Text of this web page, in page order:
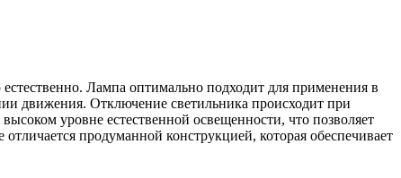
Лампа оптимально подходит для применения в
движения. Отключение светильника происходит при
уровне естественной освещенности, что позволяет
продуманной конструкцией, которая обеспечивает